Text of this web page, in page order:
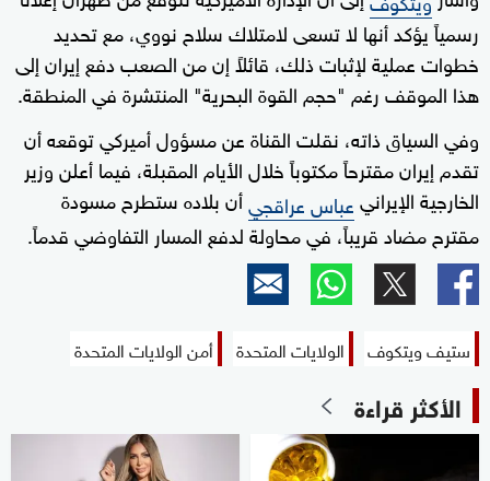
رسمياً يؤكد أنها لا تسعى لامتلاك سلاح نووي، مع تحديد
خطوات عملية لإثبات ذلك، قائلاً إن من الصعب دفع إيران إلى
هذا الموقف رغم "حجم القوة البحرية" المنتشرة في المنطقة.
وفي السياق ذاته، نقلت القناة عن مسؤول أميركي توقعه أن
تقدم إيران مقترحاً مكتوباً خلال الأيام المقبلة، فيما أعلن وزير
الخارجية الإيرانيعباس عراقجيأن بلاده ستطرح مسودة
مقترح مضاد قريباً، في محاولة لدفع المسار التفاوضي قدماً.
ستيف ويتكوف الولايات المتحدة أمن الولايات المتحدة
الأكثر قراءة